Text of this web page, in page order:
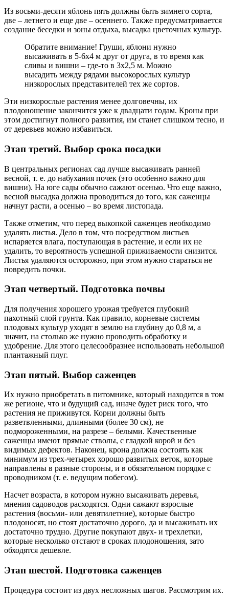
Из восьми-десяти яблонь пять должны быть зимнего сорта,
две – летнего и еще две – осеннего. Также предусматривается
создание беседки и зоны отдыха, высадка цветочных культур.
Обратите внимание! Груши, яблони нужно
высаживать в 5-6х4 м друг от друга, в то время как
сливы и вишни – где-то в 3х2,5 м. Можно
высадить между рядами высокорослых культур
низкорослых представителей тех же сортов.
Эти низкорослые растения менее долговечны, их
плодоношение закончится уже к двадцати годам. Кроны при
этом достигнут полного развития, им станет слишком тесно, и
от деревьев можно избавиться.
Этап третий. Выбор срока посадки
В центральных регионах сад лучше высаживать ранней
весной, т. е. до набухания почек (это особенно важно для
вишни). На юге сады обычно сажают осенью. Что еще важно,
весной высадка должна проводиться до того, как саженцы
начнут расти, а осенью – во время листопада.
Также отметим, что перед выкопкой саженцев необходимо
удалять листья. Дело в том, что посредством листьев
испаряется влага, поступающая в растение, и если их не
удалить, то вероятность успешной приживаемости снизится.
Листья удаляются осторожно, при этом нужно стараться не
повредить почки.
Этап четвертый. Подготовка почвы
Для получения хорошего урожая требуется глубокий
пахотный слой грунта. Как правило, корневые системы
плодовых культур уходят в землю на глубину до 0,8 м, а
значит, на столько же нужно проводить обработку и
удобрение. Для этого целесообразнее использовать небольшой
плантажный плуг.
Этап пятый. Выбор саженцев
Их нужно приобретать в питомнике, который находится в том
же регионе, что и будущий сад, иначе будет риск того, что
растения не приживутся. Корни должны быть
разветвленными, длинными (более 30 см), не
подмороженными, на разрезе – белыми. Качественные
саженцы имеют прямые стволы, с гладкой корой и без
видимых дефектов. Наконец, крона должна состоять как
минимум из трех-четырех хорошо развитых веток, которые
направлены в разные стороны, и в обязательном порядке с
проводником (т. е. ведущим побегом).
Насчет возраста, в котором нужно высаживать деревья,
мнения садоводов расходятся. Одни сажают взрослые
растения (восьми- или девятилетние), которые быстро
плодоносят, но стоят достаточно дорого, да и высаживать их
достаточно трудно. Другие покупают двух- и трехлетки,
которые несколько отстают в сроках плодоношения, зато
обходятся дешевле.
Этап шестой. Подготовка саженцев
Процедура состоит из двух несложных шагов. Рассмотрим их.